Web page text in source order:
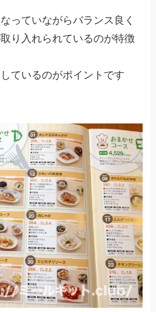
っていながらバランス良く
り入れられているのが特徴
ているのがポイントです